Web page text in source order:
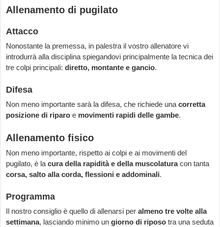
Allenamento di pugilato
Attacco
Nonostante la premessa, in palestra il vostro allenatore vi
introdurrà alla disciplina spiegandovi principalmente la tecnica dei
tre colpi principali:diretto, montante e gancio.
Difesa
Non meno importante sarà la difesa, che richiede unacorretta
posizione di riparo e movimenti rapidi delle gambe.
Allenamento fisico
Non meno importante, rispetto ai colpi e ai movimenti del
pugilato, è lacura della rapidità e della muscolaturacon tanta
corsa, salto alla corda, flessioni e addominali.
Programma
Il nostro consiglio è quello di allenarsi peralmeno tre volte alla
settimana, lasciando minimo ungiorno di riposo tra una seduta